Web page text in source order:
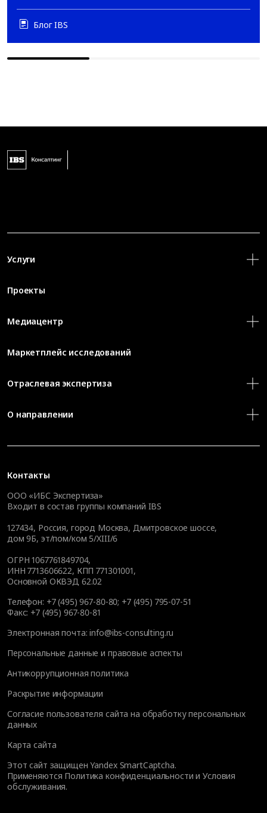
Блог IBS
Контакты
ООО «ИБС Экспертиза»
Входит в состав группы компаний IBS
127434, Россия, город Москва, Дмитровское шоссе,
дом 9Б, эт/пом/ком 5/XIII/6
ОГРН 1067761849704,
ИНН 7713606622, КПП 771301001,
Основной ОКВЭД 62.02
Телефон: +7 (495) 967-80-80; +7 (495) 795-07-51
Факс: +7 (495) 967-80-81
Электронная почта:info@ibs-consulting.ru
Персональные данные и правовые аспекты
Антикоррупционная политика
Раскрытие информации
Согласие пользователя сайта на обработку персональных
данных
Карта сайта
Этот сайт защищен Yandex SmartCaptcha.
Применяются Политика конфиденциальности иУсловия
обслуживания.
Услуги
Проекты
Медиацентр
Маркетплейс исследований
Отраслевая экспертиза
О направлении